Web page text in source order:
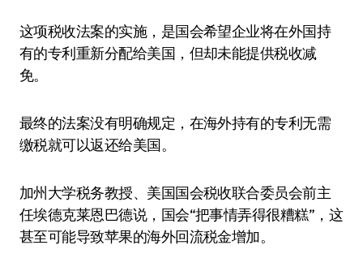
这项税收法案的实施，是国会希望企业将在外国持
有的专利重新分配给美国，但却未能提供税收减
免。
最终的法案没有明确规定，在海外持有的专利无需
缴税就可以返还给美国。
加州大学税务教授、美国国会税收联合委员会前主
任埃德克莱恩巴德说，国会“把事情弄得很糟糕”，这
甚至可能导致苹果的海外回流税金增加。